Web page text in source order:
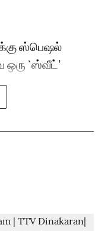
ஸ்பெஷல்
ஒரு `ஸ்வீட்’